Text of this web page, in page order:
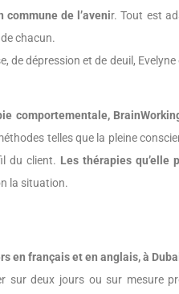
de l’avenir. Tout est
chacun.
de dépression et de deuil,
comportementale,
telles que la pleine
du client. Les thérapies qu’elle
la situation.
en français et en anglais, à
sur deux jours ou sur mesure